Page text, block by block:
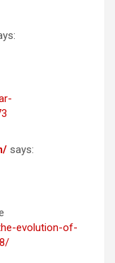
says:
evolution-of-